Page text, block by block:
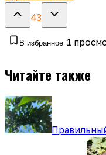
43
В избранное 1
Читайте также